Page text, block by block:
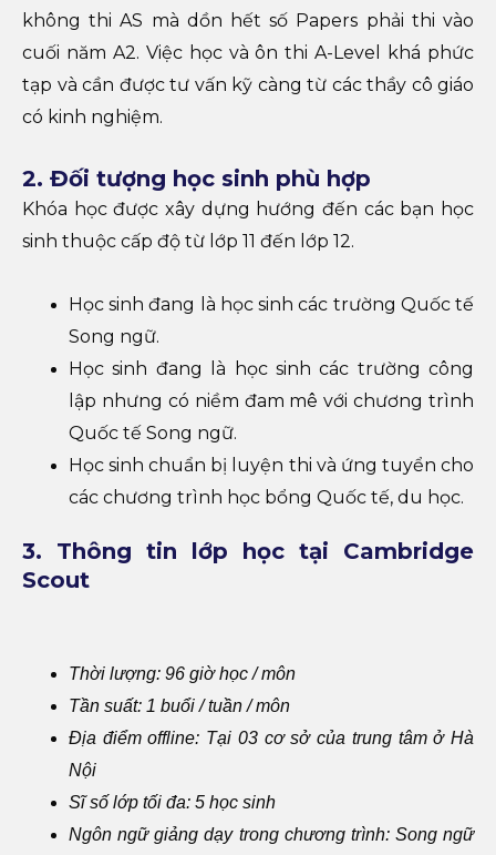
không thi AS mà dồn hết số Papers phải thi vào
cuối năm A2. Việc học và ôn thi A-Level khá phức
tạp và cần được tư vấn kỹ càng từ các thầy cô giáo
có kinh nghiệm.
2. Đối tượng học sinh phù hợp
Khóa học được xây dựng hướng đến các bạn học
sinh thuộc cấp độ từ lớp 11 đến lớp 12.
Học sinh đang là học sinh các trường Quốc tế
Song ngữ.
Học sinh đang là học sinh các trường công
lập nhưng có niềm đam mê với chương trình
Quốc tế Song ngữ.
Học sinh chuẩn bị luyện thi và ứng tuyển cho
các chương trình học bổng Quốc tế, du học.
3. Thông tin lớp học tại Cambridge
Scout
Thời lượng: 96 giờ học / môn
Tần suất: 1 buổi / tuần / môn
Địa điểm offline: Tại 03 cơ sở của trung tâm ở Hà
Nội
Sĩ số lớp tối đa: 5 học sinh
Ngôn ngữ giảng dạy trong chương trình: Song ngữ